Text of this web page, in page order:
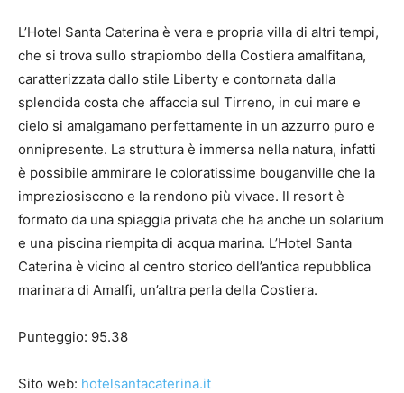
L’Hotel Santa Caterina è vera e propria villa di altri tempi,
che si trova sullo strapiombo della Costiera amalfitana,
caratterizzata dallo stile Liberty e contornata dalla
splendida costa che affaccia sul Tirreno, in cui mare e
cielo si amalgamano perfettamente in un azzurro puro e
onnipresente. La struttura è immersa nella natura, infatti
è possibile ammirare le coloratissime bouganville che la
impreziosiscono e la rendono più vivace. Il resort è
formato da una spiaggia privata che ha anche un solarium
e una piscina riempita di acqua marina. L’Hotel Santa
Caterina è vicino al centro storico dell’antica repubblica
marinara di Amalfi, un’altra perla della Costiera.
Punteggio: 95.38
Sito web: hotelsantacaterina.it